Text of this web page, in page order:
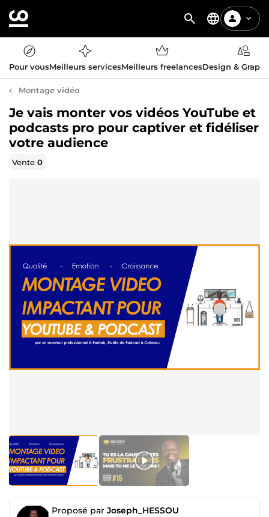
Pour vousMeilleurs servicesMeilleurs freelancesDesign &
Montage vidéo
Je vais monter vos vidéos YouTube et
podcasts pro pour captiver et fidéliser
votre audience
Vente0
Proposé par Joseph_HESSOU